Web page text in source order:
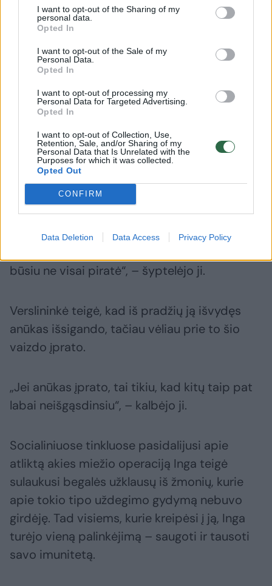
I want to opt-out of the Sharing of my
personal data.
Opted In
I want to opt-out of the Sale of my
Personal Data.
Opted In
I want to opt-out of processing my
Personal Data for Targeted Advertising.
Opted In
I want to opt-out of Collection, Use,
Retention, Sale, and/or Sharing of my
Personal Data that Is Unrelated with the
Purposes for which it was collected.
Opted Out
CONFIRM
Data Deletion Data Access Privacy Policy
operaciją“, – Lrytas pasakojo verslininkė.
Inga teigė, kad operacija nebuvo sudėtinga –
darinys buvo pašalintas per valandą ir
išleista namo.
„Užbintuota akimi reikia būti tik vieną dieną
po operacijos, o vėliau laukia gydymas
vaistais ir antibiotikais. Kiek vėliau sako bus
mėlynės, tikiuosi tik, kad negausiai.
Sako, kad praeina ir išsivaikšto greitai.
būsiu ne visai piratė“, – šyptelėjo ji.
Verslininkė teigė, kad iš pradžių ją išvydęs
anūkas išsigando, tačiau vėliau prie to šio
vaizdo įprato.
„Jei anūkas įprato, tai tikiu, kad kitų taip pat
labai neišgąsdinsiu“, – kalbėjo ji.
Socialiniuose tinkluose pasidalijusi apie
atliktą akies miežio operaciją Inga teigė
sulaukusi begalės užklausų iš žmonių, kurie
apie tokio tipo uždegimo gydymą nebuvo
girdėję. Tad visiems, kurie kreipėsi į ją, Inga
turėjo vieną palinkėjimą – saugoti ir tausoti
savo imunitetą.